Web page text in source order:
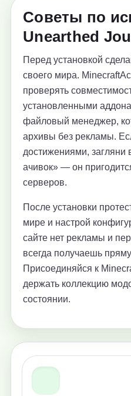
Советы по
Unearthed
Перед установкой
своего мира.
проверять
установленными
файловый менеджер,
архивы без рекламы.
достижениями, загляни
ачивок» — он
серверов.
После установки
мире и настрой
сайте нет рекламы и
всегда получаешь
Присоединяйся к
держать коллекцию
состоянии.